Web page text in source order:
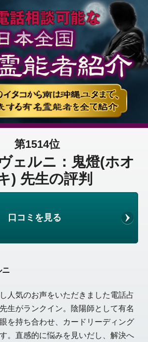
第1514位
ェルニ：鬼燈(ホオ
) 先生の評判
口コミを見る
ニ
人気のお声をいただきました電話占
生がランクイン。陰陽師として有名
を持ち合わせ、カードリーディング
。直感的に悩みを見いだし、解決へ